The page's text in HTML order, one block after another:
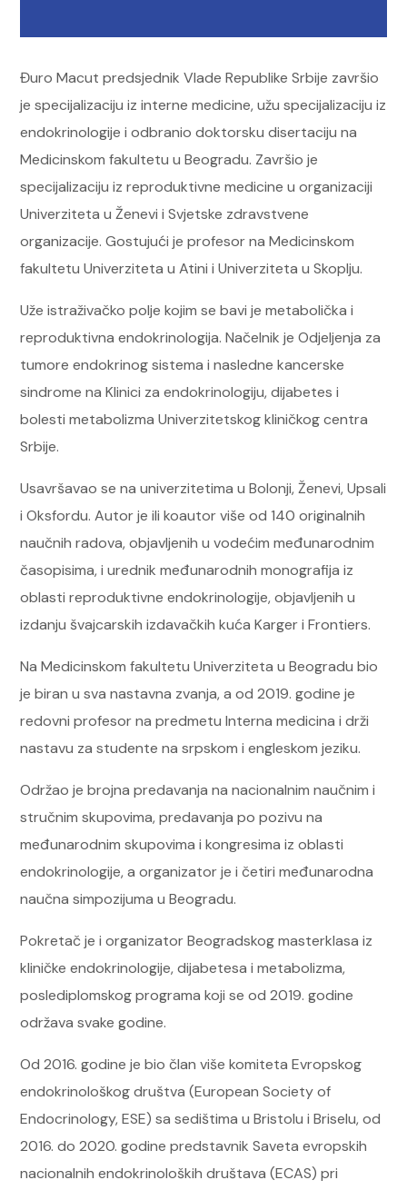
Đuro Macut predsjednik Vlade Republike Srbije završio
je specijalizaciju iz interne medicine, užu specijalizaciju iz
endokrinologije i odbranio doktorsku disertaciju na
Medicinskom fakultetu u Beogradu. Završio je
specijalizaciju iz reproduktivne medicine u organizaciji
Univerziteta u Ženevi i Svjetske zdravstvene
organizacije. Gostujući je profesor na Medicinskom
fakultetu Univerziteta u Atini i Univerziteta u Skoplju.
Uže istraživačko polje kojim se bavi je metabolička i
reproduktivna endokrinologija. Načelnik je Odjeljenja za
tumore endokrinog sistema i nasledne kancerske
sindrome na Klinici za endokrinologiju, dijabetes i
bolesti metabolizma Univerzitetskog kliničkog centra
Srbije.
Usavršavao se na univerzitetima u Bolonji, Ženevi, Upsali
i Oksfordu. Autor je ili koautor više od 140 originalnih
naučnih radova, objavljenih u vodećim međunarodnim
časopisima, i urednik međunarodnih monografija iz
oblasti reproduktivne endokrinologije, objavljenih u
izdanju švajcarskih izdavačkih kuća Karger i Frontiers.
Na Medicinskom fakultetu Univerziteta u Beogradu bio
je biran u sva nastavna zvanja, a od 2019. godine je
redovni profesor na predmetu Interna medicina i drži
nastavu za studente na srpskom i engleskom jeziku.
Održao je brojna predavanja na nacionalnim naučnim i
stručnim skupovima, predavanja po pozivu na
međunarodnim skupovima i kongresima iz oblasti
endokrinologije, a organizator je i četiri međunarodna
naučna simpozijuma u Beogradu.
Pokretač je i organizator Beogradskog masterklasa iz
kliničke endokrinologije, dijabetesa i metabolizma,
poslediplomskog programa koji se od 2019. godine
održava svake godine.
Od 2016. godine je bio član više komiteta Evropskog
endokrinološkog društva (European Society of
Endocrinology, ESE) sa sedištima u Bristolu i Briselu, od
2016. do 2020. godine predstavnik Saveta evropskih
nacionalnih endokrinoloških društava (ECAS) pri